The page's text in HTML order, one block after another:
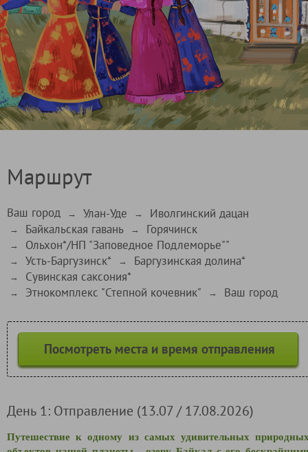
Маршрут
Ваш город → Улан-Уде → Иволгинский дацан
→ Байкальская гавань → Горячинск
→ Ольхон*/НП "Заповедное Подлеморье""
→ Усть-Баргузинск* → Баргузинская долина*
→ Сувинская саксония*
→ Этнокомплекс "Степной кочевник" → Ваш город
Посмотреть места и время отправления
День 1: Отправление (13.07 / 17.08.2026)
Путешествие к одному из самых удивительных